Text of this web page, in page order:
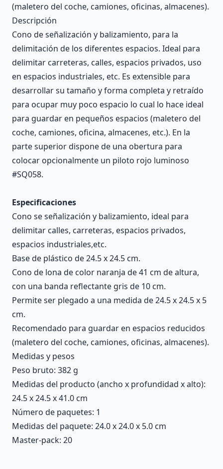
(maletero del coche, camiones, oficinas, almacenes).
Descripción
Cono de señalización y balizamiento, para la
delimitación de los diferentes espacios. Ideal para
delimitar carreteras, calles, espacios privados, uso
en espacios industriales, etc. Es extensible para
desarrollar su tamaño y forma completa y retraído
para ocupar muy poco espacio lo cual lo hace ideal
para guardar en pequeños espacios (maletero del
coche, camiones, oficina, almacenes, etc.). En la
parte superior dispone de una obertura para
colocar opcionalmente un piloto rojo luminoso
#SQ058.
Especificaciones
Cono se señalización y balizamiento, ideal para
delimitar calles, carreteras, espacios privados,
espacios industriales,etc.
Base de plástico de 24.5 x 24.5 cm.
Cono de lona de color naranja de 41 cm de altura,
con una banda reflectante gris de 10 cm.
Permite ser plegado a una medida de 24.5 x 24.5 x 5
cm.
Recomendado para guardar en espacios reducidos
(maletero del coche, camiones, oficinas, almacenes).
Medidas y pesos
Peso bruto: 382 g
Medidas del producto (ancho x profundidad x alto):
24.5 x 24.5 x 41.0 cm
Número de paquetes: 1
Medidas del paquete: 24.0 x 24.0 x 5.0 cm
Master-pack: 20